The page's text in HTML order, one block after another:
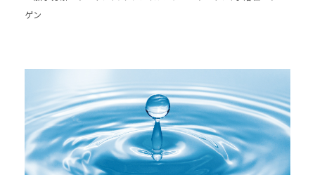
ゲン